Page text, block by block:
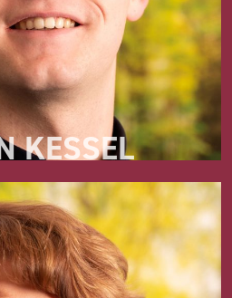
KESSEL